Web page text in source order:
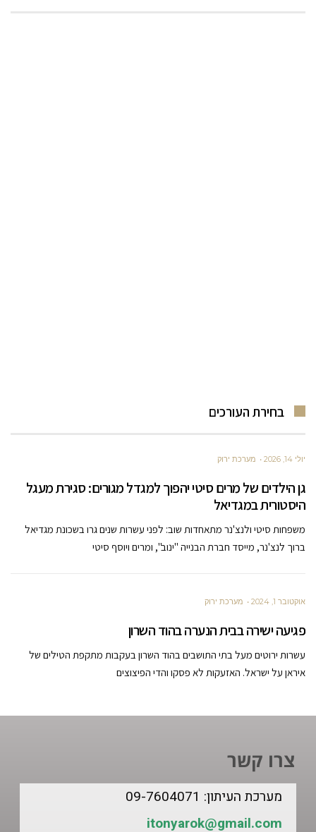
בחירת העורכים
יולי 14, 2026 מערכת ירוק
גן הילדים של מרים סיטי יהפוך למגדל מגורים: סגירת מעגל
היסטורית במגדיאל
משפחות סיטי ולנצ'נר מתאחדות שוב: לפני עשרות שנים גרו בשכונת מגדיאל
ברוך לנצ'נר, מייסד חברת הבנייה "ינוב", ומרים ויוסף סיטי
אוקטובר 1, 2024 מערכת ירוק
פגיעה ישירה בבית הנערה בהוד השרון
עשרות ירוטים מעל בתי התושבים בהוד השרון בעקבות מתקפת הטילים של
איראן על ישראל. האזעקות לא פסקו והדי הפיצוצים
צרו קשר
מערכת העיתון: 09-7604071
itonyarok@gmail.com